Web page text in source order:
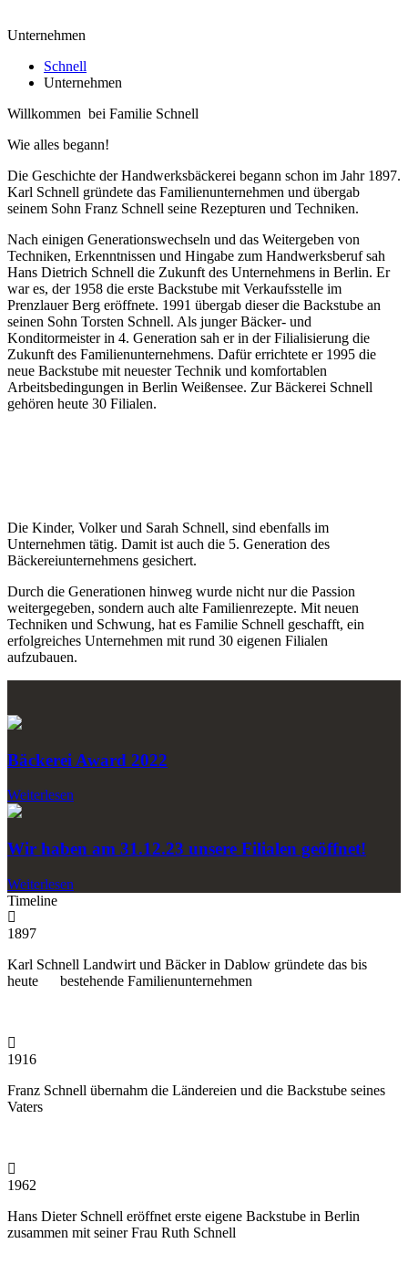
Unternehmen
Schnell
Unternehmen
Willkommen bei Familie Schnell
Wie alles begann!
Die Geschichte der Handwerksbäckerei begann schon im Jahr 1897.
Karl Schnell gründete das Familienunternehmen und übergab
seinem Sohn Franz Schnell seine Rezepturen und Techniken.
Nach einigen Generationswechseln und das Weitergeben von
Techniken, Erkenntnissen und Hingabe zum Handwerksberuf sah
Hans Dietrich Schnell die Zukunft des Unternehmens in Berlin. Er
war es, der 1958 die erste Backstube mit Verkaufsstelle im
Prenzlauer Berg eröffnete. 1991 übergab dieser die Backstube an
seinen Sohn Torsten Schnell. Als junger Bäcker- und
Konditormeister in 4. Generation sah er in der Filialisierung die
Zukunft des Familienunternehmens. Dafür errichtete er 1995 die
neue Backstube mit neuester Technik und komfortablen
Arbeitsbedingungen in Berlin Weißensee. Zur Bäckerei Schnell
gehören heute 30 Filialen.
Die Kinder, Volker und Sarah Schnell, sind ebenfalls im
Unternehmen tätig. Damit ist auch die 5. Generation des
Bäckereiunternehmens gesichert.
Durch die Generationen hinweg wurde nicht nur die Passion
weitergegeben, sondern auch alte Familienrezepte. Mit neuen
Techniken und Schwung, hat es Familie Schnell geschafft, ein
erfolgreiches Unternehmen mit rund 30 eigenen Filialen
aufzubauen.
Bäckerei Award 2022
Weiterlesen
Wir haben am 31.12.23 unsere Filialen geöffnet!
Weiterlesen
Timeline
1897
Karl Schnell Landwirt und Bäcker in Dablow gründete das bis
heute bestehende Familienunternehmen
1916
Franz Schnell übernahm die Ländereien und die Backstube seines
Vaters
1962
Hans Dieter Schnell eröffnet erste eigene Backstube in Berlin
zusammen mit seiner Frau Ruth Schnell